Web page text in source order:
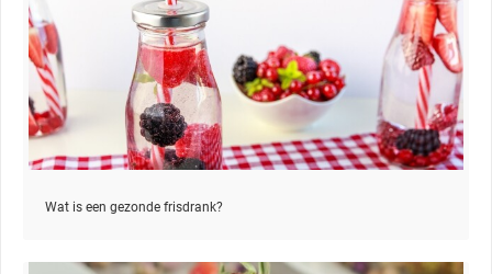
Wat is een gezonde frisdrank?